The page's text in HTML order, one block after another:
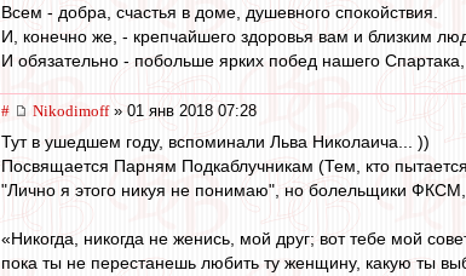
Всем - добра, счастья в доме, душевного спокойствия.
И, конечно же, - крепчайшего здоровья вам и близким
И обязательно - побольше ярких побед нашего
# Nikodimoff» 01 янв 2018 07:28
Тут в ушедшем году, вспоминали Льва Николаича... ))
Посвящается Парням Подкаблучникам (Тем, кто
"Лично я этого никуя не понимаю", но болельщики
«Никогда, никогда не женись, мой друг; вот тебе мой
пока ты не перестанешь любить ту женщину, какую ты